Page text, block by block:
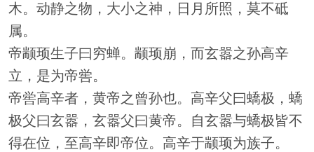
木。动静之物，大小之神，日月所照，莫不砥
属。
帝颛顼生子曰穷蝉。颛顼崩，而玄嚣之孙高辛
立，是为帝喾。
帝喾高辛者，黄帝之曾孙也。高辛父曰蟜极，蟜
极父曰玄嚣，玄嚣父曰黄帝。自玄嚣与蟜极皆不
得在位，至高辛即帝位。高辛于颛顼为族子。